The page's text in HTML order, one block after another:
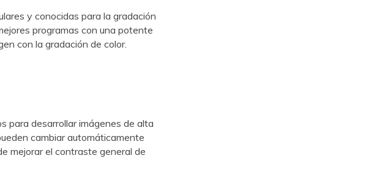
y conocidas para la gradación
programas con una potente
con la gradación de color.󠀲󠀡󠀠󠀡󠀨󠀦󠀨󠀨󠀠󠀳
para desarrollar imágenes de alta
cambiar automáticamente
mejorar el contraste general de